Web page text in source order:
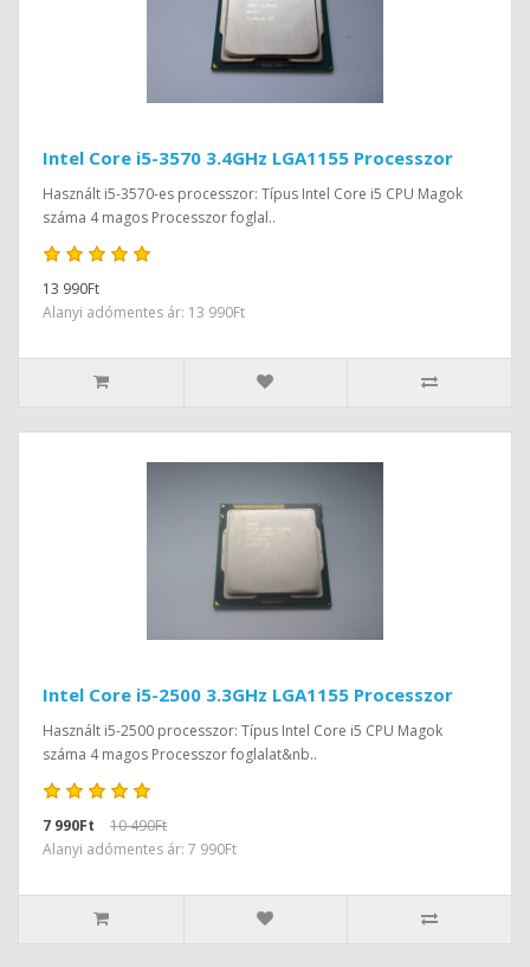
Intel Core i5-3570 3.4GHz LGA1155 Processzor
Használt i5-3570-es processzor: Típus Intel Core i5 CPU Magok
száma 4 magos Processzor foglal..
13 990Ft
Alanyi adómentes ár: 13 990Ft
Intel Core i5-2500 3.3GHz LGA1155 Processzor
Használt i5-2500 processzor: Típus Intel Core i5 CPU Magok
száma 4 magos Processzor foglalat&nb..
7 990Ft
10 490Ft
Alanyi adómentes ár: 7 990Ft